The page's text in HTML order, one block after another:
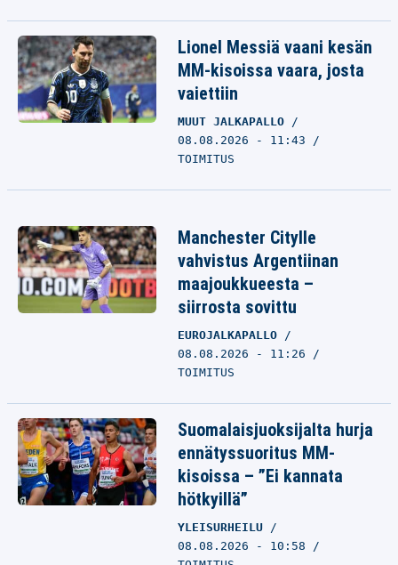
Lionel Messiä vaani kesän
MM-kisoissa vaara, josta
vaiettiin
MUUT JALKAPALLO
08.08.2026 - 11:43
TOIMITUS
Manchester Citylle
vahvistus Argentiinan
maajoukkueesta –
siirrosta sovittu
EUROJALKAPALLO
08.08.2026 - 11:26
TOIMITUS
Suomalaisjuoksijalta hurja
ennätyssuoritus MM-
kisoissa – ”Ei kannata
hötkyillä”
YLEISURHEILU
08.08.2026 - 10:58